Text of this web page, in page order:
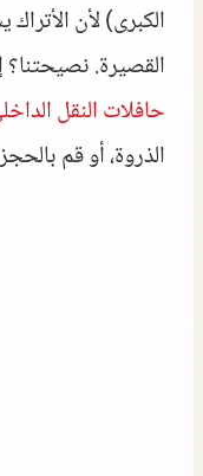
الكبرى) لأن
القصيرة.
حافلات النقل
الذروة، أو قم